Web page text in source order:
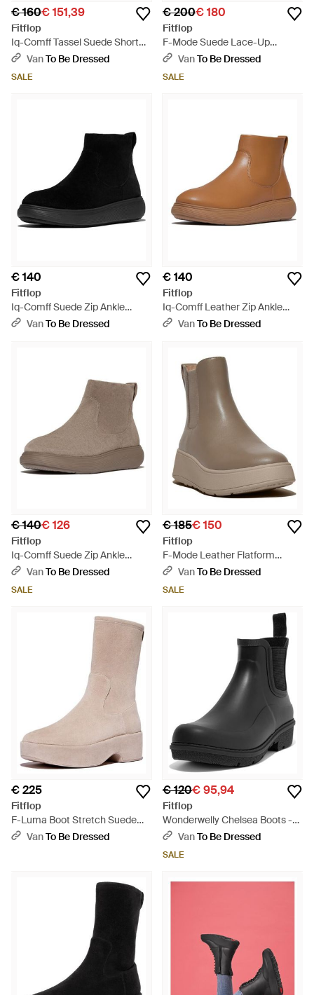
€ 160€ 151,39
Fitflop
Iq-Comff Tassel Suede Short
Boots - Zwart
VanTo Be Dressed
SALE
€ 200€ 180
Fitflop
F-Mode Suede Lace-Up
Flatform Ankle Boots - Bruin
VanTo Be Dressed
SALE
€ 140
Fitflop
Iq-Comff Suede Zip Ankle
Boots - Zwart
VanTo Be Dressed
€ 140
Fitflop
Iq-Comff Leather Zip Ankle
Boots - Bruin
VanTo Be Dressed
€ 140€ 126
Fitflop
Iq-Comff Suede Zip Ankle
Boots - Bruin
VanTo Be Dressed
SALE
€ 185€ 150
Fitflop
F-Mode Leather Flatform
Chelsea Boots - Bruin
VanTo Be Dressed
SALE
€ 225
Fitflop
F-Luma Boot Stretch Suede
(Wrapped) - Naturel
VanTo Be Dressed
€ 120€ 95,94
Fitflop
Wonderwelly Chelsea Boots -
Zwart
VanTo Be Dressed
SALE